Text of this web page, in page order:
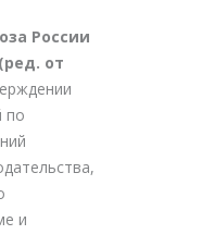
России
от
по
и